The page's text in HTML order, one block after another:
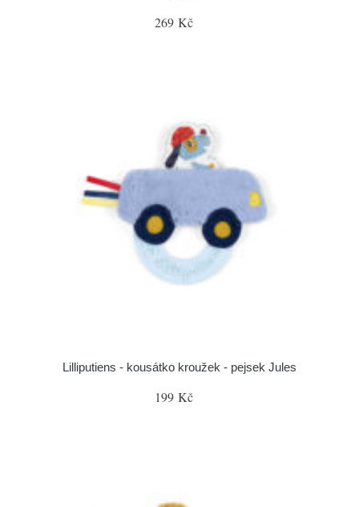
269 Kč
Lilliputiens - kousátko kroužek - pejsek Jules
199 Kč